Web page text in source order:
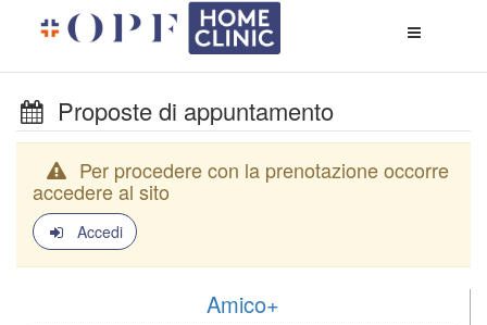
di
Proposte di appuntamento
Per procedere con la prenotazione occorre
accedere al sito
Accedi
Amico+